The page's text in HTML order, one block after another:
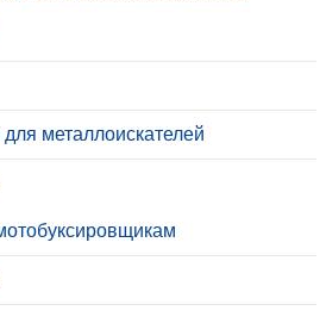
металлоискателей